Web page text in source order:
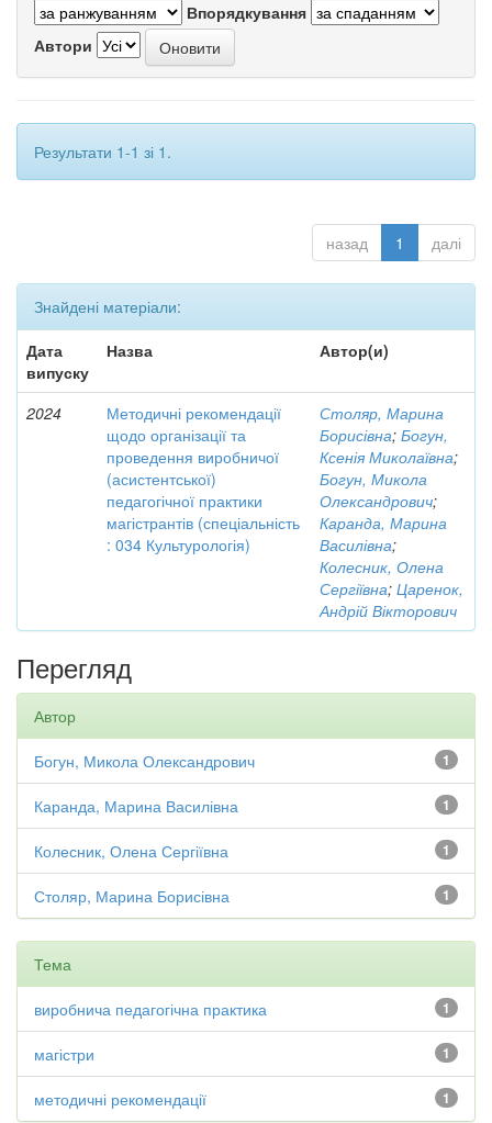
Впорядкування
Автори
Результати 1-1 зі 1.
назад 1 далі
Знайдені матеріали:
Дата
випуску
Назва Автор(и)
2024
Методичні рекомендації
щодо організації та
проведення виробничої
(асистентської)
педагогічної практики
магістрантів (спеціальність
: 034 Культурологія)
Столяр, Марина
Борисівна; Богун,
Ксенія Миколаївна;
Богун, Микола
Олександрович;
Каранда, Марина
Василівна;
Колесник, Олена
Сергіївна; Царенок,
Андрій Вікторович
Перегляд
Автор
1
Богун, Микола Олександрович
1
Каранда, Марина Василівна
1
Колесник, Олена Сергіївна
1
Столяр, Марина Борисівна
Тема
1
виробнича педагогічна практика
1
магістри
1
методичні рекомендації